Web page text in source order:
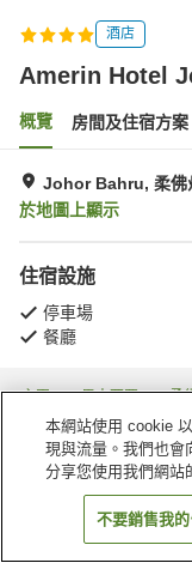
酒店
Amerin Hotel
概覽 房間及住宿方案
Johor Bahru, 柔佛
於地圖上顯示
住宿設施
停車場
餐廳
主頁 馬來西亞 柔
Amerin Hotel Johor Bahru
本網站使用 cookie
現與流量。我們也會
分享您使用我們網站
不要銷售我